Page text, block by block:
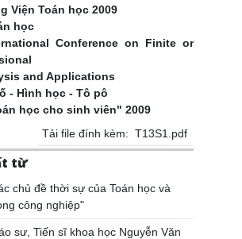
Viện Toán học 2009
học
Conference on Finite or
and Applications
- Hình học - Tô pô
học cho sinh viên" 2009
Tải file đính kèm: T13S1.pdf
từ
chủ đề thời sự của Toán học và
công nghiệp"
sư, Tiến sĩ khoa học Nguyễn Văn